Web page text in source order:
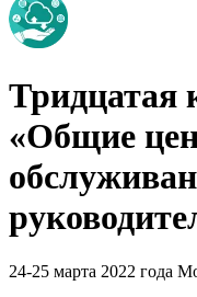
Тридцатая
«Общие
24-25 марта 2022 года